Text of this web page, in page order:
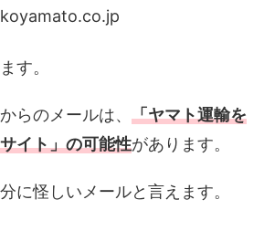
す。
らのメールは、 「ヤマト運輸を
イト」の可能性があります。
に怪しいメールと言えます。